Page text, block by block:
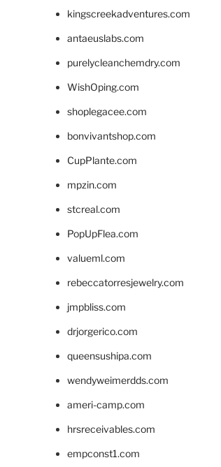
kingscreekadventures.com
antaeuslabs.com
purelycleanchemdry.com
WishOping.com
shoplegacee.com
bonvivantshop.com
CupPlante.com
mpzin.com
stcreal.com
PopUpFlea.com
valueml.com
rebeccatorresjewelry.com
jmpbliss.com
drjorgerico.com
queensushipa.com
wendyweimerdds.com
ameri-camp.com
hrsreceivables.com
empconst1.com